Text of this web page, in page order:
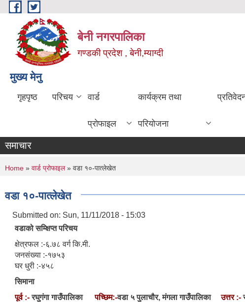
Skip to main content
बेनी नगरपालिका
गण्डकी प्रदेश , बेनी,म्याग्दी
मुख्य मेनु
गृहपृष्ठ परिचय वार्ड
प्रोफाइल
कार्यक्रम तथा
परियोजना
समाचार
You are here
Home » वार्ड प्रोफाइल» वडा १०-पात्लेखेत
वडा १०-पात्लेखेत
Submitted on: Sun, 11/11/2018 - 15:03
वडाको सम्क्षिप्त परिचय
क्षेत्रफल :-६.७८ वर्ग कि.मी.
जनसंख्या :-१७५३
घर धुरी :-४५८
सिमाना
पूर्व :-रघुगंगा गाउँपालिकापच्छिम:-वडा ५ पुलाचौर, मंगला गाउँपालिकाउत्तर :-